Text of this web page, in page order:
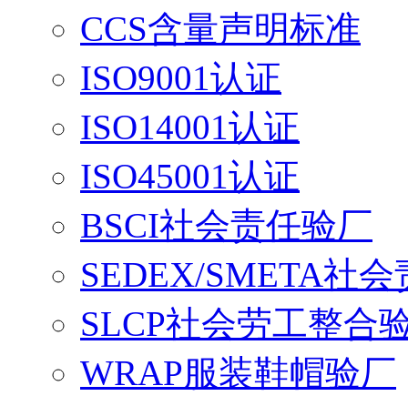
CCS含量声明标准
ISO9001认证
ISO14001认证
ISO45001认证
BSCI社会责任验厂
SEDEX/SMETA社
SLCP社会劳工整合
WRAP服装鞋帽验厂